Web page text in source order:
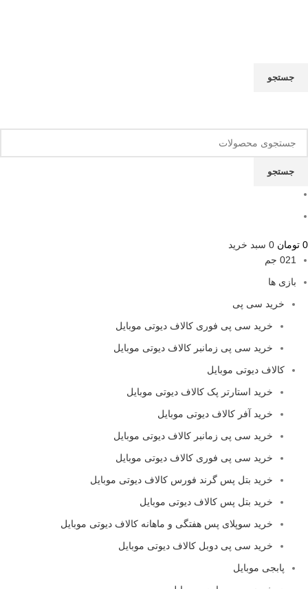
جستجو
0 تومان 0 سبد خرید
021 جم
بازی ها
خرید سی پی
خرید سی پی فوری کالاف دیوتی موبایل
خرید سی پی زمانبر کالاف دیوتی موبایل
کالاف دیوتی موبایل
خرید استارتر پک کالاف دیوتی موبایل
خرید آفر کالاف دیوتی موبایل
خرید سی پی زمانبر کالاف دیوتی موبایل
خرید سی پی فوری کالاف دیوتی موبایل
خرید بتل پس گرند فورس کالاف دیوتی موبایل
خرید بتل پس کالاف دیوتی موبایل
خرید سوپلای پس هفتگی و ماهانه کالاف دیوتی موبایل
خرید سی پی دوبل کالاف دیوتی موبایل
پابجی موبایل
جستجو